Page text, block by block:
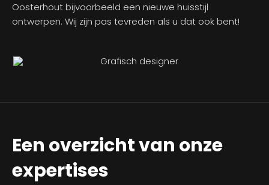
Oosterhout bijvoorbeeld een nieuwe huisstijl
ontwerpen. Wij zijn pas tevreden als u dat ook bent!
Een overzicht van onze
expertises